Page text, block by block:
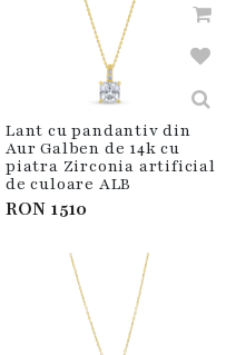
Lant cu pandantiv din
Aur Galben de 14k cu
piatra Zirconia artificial
de culoare ALB
RON1510